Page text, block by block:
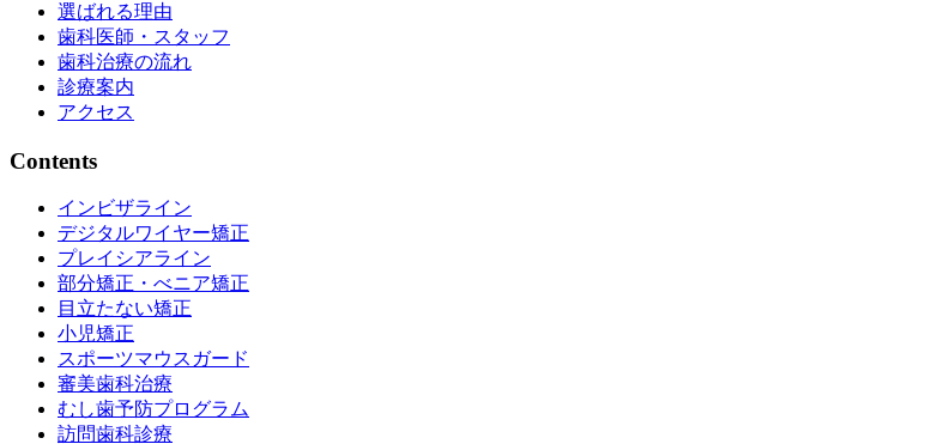
選ばれる理由
歯科医師・スタッフ
歯科治療の流れ
診療案内
アクセス
Contents
インビザライン
デジタルワイヤー矯正
プレイシアライン
部分矯正・べニア矯正
目立たない矯正
小児矯正
スポーツマウスガード
審美歯科治療
むし歯予防プログラム
訪問歯科診療